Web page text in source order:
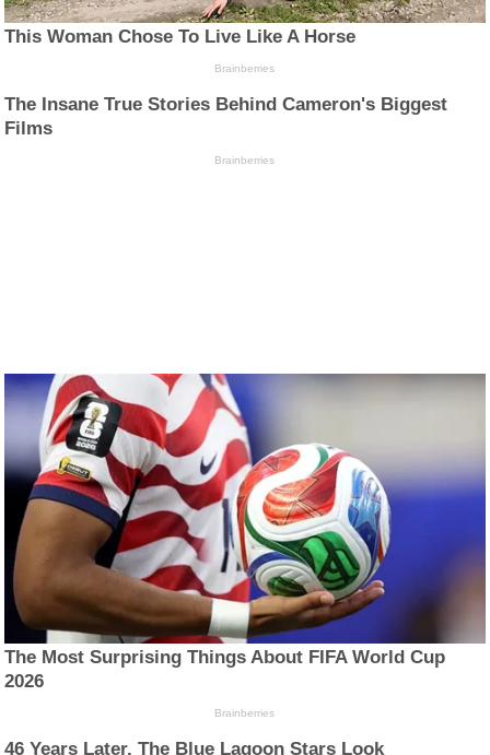
This Woman Chose To Live Like A Horse
Brainberries
The Insane True Stories Behind Cameron's Biggest
Films
Brainberries
The Most Surprising Things About FIFA World Cup
2026
Brainberries
46 Years Later, The Blue Lagoon Stars Look